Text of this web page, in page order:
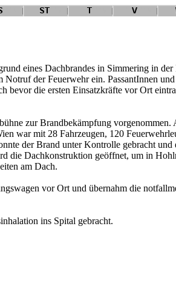
eines Dachbrandes in Simmering in der
der Feuerwehr ein. PassantInnen
bevor die ersten Einsatzkräfte vor Ort
zur Brandbekämpfung
war mit 28 Fahrzeugen, 120
der Brand unter Kontrolle gebracht
die Dachkonstruktion geöffnet, um in
am Dach.
vor Ort und übernahm die
ins Spital gebracht.